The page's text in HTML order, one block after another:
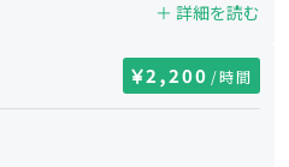
＋ 詳細を読む
2,200 /時間